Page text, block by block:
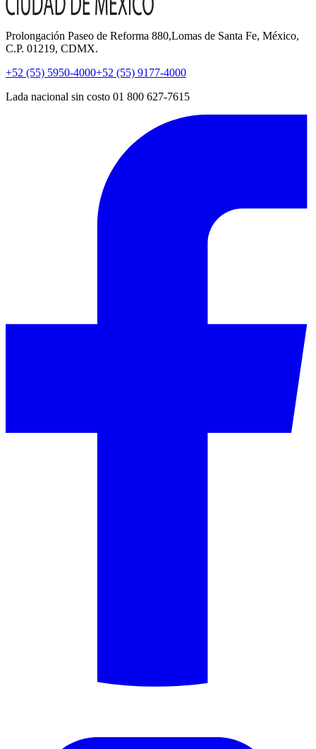
Prolongación Paseo de Reforma 880,Lomas de Santa Fe, México,
C.P. 01219, CDMX.
+52 (55) 5950-4000+52 (55) 9177-4000
Lada nacional sin costo 01 800 627-7615